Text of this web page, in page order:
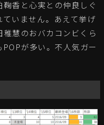
香と心実との仲良しぐ
いません。あえて挙げ
慧のおバカコンビくら
が多い。不人気ガー